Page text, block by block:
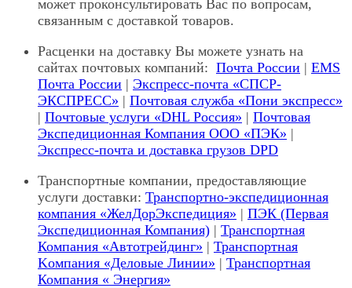
может проконсультировать Вас по вопросам,
связанным с доставкой товаров.
Расценки на доставку Вы можете узнать на
сайтах почтовых компаний: Почта России | EMS
Почта России | Экспресс-почта «СПСР-
ЭКСПРЕСС» | Почтовая служба «Пони экспресс»
| Почтовые услуги «DHL Россия» | Почтовая
Экспедиционная Компания ООО «ПЭК» |
Экспресс-почта и доставка грузов DPD
Транспортные компании, предоставляющие
услуги доставки: Транспортно-экспедиционная
компания «ЖелДорЭкспедиция» | ПЭК (Первая
Экспедиционная Компания) | Транспортная
Компания «Автотрейдинг» | Транспортная
Kомпания «Деловые Линии» | Транспортная
Компания « Энергия»